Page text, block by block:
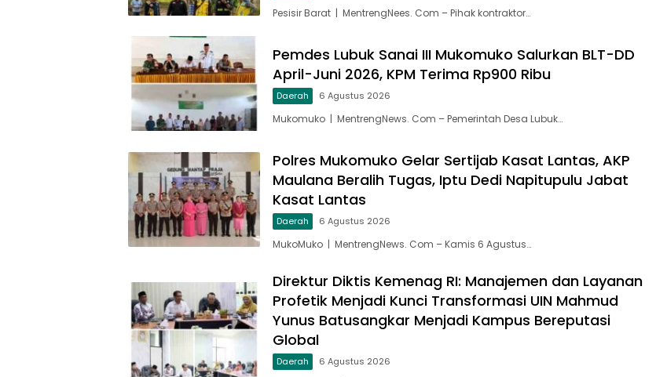
Pesisir Barat | MentrengNees. Com – Pihak kontraktor…
Pemdes Lubuk Sanai III Mukomuko Salurkan BLT-DD
April-Juni 2026, KPM Terima Rp900 Ribu
Daerah 6 Agustus 2026
Mukomuko | MentrengNews. Com – Pemerintah Desa Lubuk…
Polres Mukomuko Gelar Sertijab Kasat Lantas, AKP
Maulana Beralih Tugas, Iptu Dedi Napitupulu Jabat
Kasat Lantas
Daerah 6 Agustus 2026
MukoMuko | MentrengNews. Com – Kamis 6 Agustus…
Direktur Diktis Kemenag RI: Manajemen dan Layanan
Profetik Menjadi Kunci Transformasi UIN Mahmud
Yunus Batusangkar Menjadi Kampus Bereputasi
Global
Daerah 6 Agustus 2026